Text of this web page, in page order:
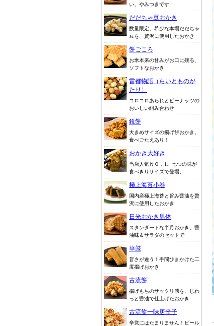
い。やみつきです
だだちゃ豆おかき
数量限定。希少な本場だだちゃ
豆を、贅沢に使用したおかき
餅ごころ
お米本来の甘みがお口に残る、
ソフトなおかき
雷都物語（らいとものが
たり）
コロコロあられとピーナッツの
おいしい組み合わせ
鏡餅
大きめサイズの揚げ餅おかき。
食べごたえあり！
おかき大好き
当店人気ＮＯ．1。七つの味が
食べきりサイズで登場。
極上海苔小巻
国内産極上海苔と旨み醤油を贅
沢に使用したおかき
日光おかき男体
スタンダードな半月おかき。醤
油味＆サラダのセットで
華厳
旨さが違う！手間ひまかけた二
度揚げおかき
古流餅
揚げもちのサックリ感を、じわ
っと醤油で仕上げたおかき
古流餅一味唐辛子
辛党にはたまりません！ビール